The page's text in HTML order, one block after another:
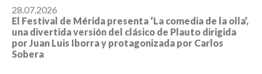
28.07.2026
El Festival de Mérida presenta ‘La comedia de la olla’,
una divertida versión del clásico de Plauto dirigida
por Juan Luis Iborra y protagonizada por Carlos
Sobera